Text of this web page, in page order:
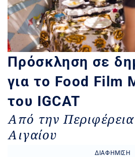
Πρόσκληση σε
για το Food Film
του IGCAT
Από την
Αιγαίου
ΔΙΑΦΉΜΙΣΗ